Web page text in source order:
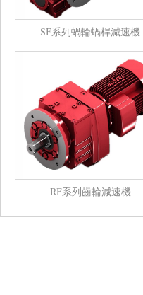
SF系列蝸輪蝸桿減速機
RF系列齒輪減速機